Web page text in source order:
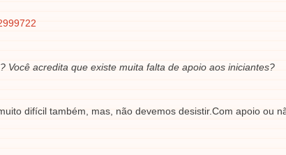
Você acredita que existe muita falta de apoio aos iniciantes?
difícil também, mas, não devemos desistir.Com apoio ou